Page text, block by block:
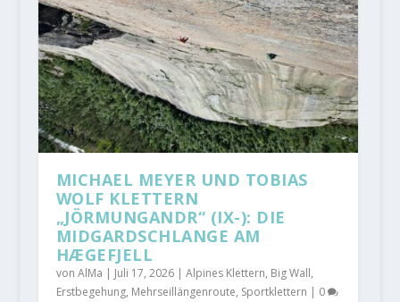
MICHAEL MEYER UND TOBIAS
WOLF KLETTERN
„JÖRMUNGANDR“ (IX-): DIE
MIDGARDSCHLANGE AM
HÆGEFJELL
von AlMa | Juli 17, 2026| Alpines Klettern, Big Wall,
Erstbegehung, Mehrseillängenroute, Sportklettern | 0